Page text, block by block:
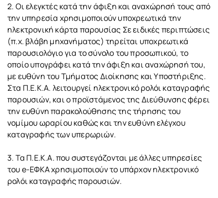
2. Οι ελεγκτές κατά την άφιξη και αναχώρησή τους από
την υπηρεσία χρησιμοποιούν υποχρεωτικά την
ηλεκτρονική κάρτα παρουσίας Σε ειδικές περιπτώσεις
(π.χ. βλάβη μηχανήματος) τηρείται υποχρεωτικά
παρουσιολόγιο για το σύνολο του προσωπικού, το
οποίο υπογράφει κατά την άφιξη και αναχώρησή του,
με ευθύνη του Τμήματος Διοίκησης και Υποστήριξης.
Στα Π.Ε.Κ.Α. λειτουργεί ηλεκτρονικό ρολόι καταγραφής
παρουσιών, και ο προϊστάμενος της Διεύθυνσης φέρει
την ευθύνη παρακολούθησης της τήρησης του
νομίμου ωραρίου καθώς και την ευθύνη ελέγχου
καταγραφής των υπερωριών.
3. Τα Π.Ε.Κ.Α. που συστεγάζονται με άλλες υπηρεσίες
του e-ΕΦΚΑ χρησιμοποιούν το υπάρχον ηλεκτρονικό
ρολόι καταγραφής παρουσιών.